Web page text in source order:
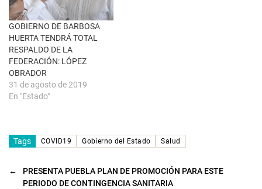
a
n
a
n
u
e
v
a
)
GOBIERNO DE BARBOSA
HUERTA TENDRÁ TOTAL
RESPALDO DE LA
FEDERACIÓN: LÓPEZ
OBRADOR
31 de agosto de 2019
En "Estado"
Tags COVID19 Gobierno del Estado Salud
←
PRESENTA PUEBLA PLAN DE PROMOCIÓN PARA ESTE
PERIODO DE CONTINGENCIA SANITARIA